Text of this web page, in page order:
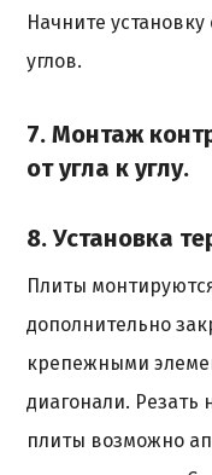
Начните установку
углов.
7. Монтаж
от угла к углу.
8. Установка
Плиты
дополнительно
крепежными
диагонали. Резать
плиты возможно